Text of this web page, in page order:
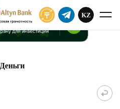
KZ
Деньги